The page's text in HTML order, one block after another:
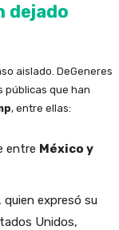
dejado
aislado. DeGeneres
públicas que han
, entre ellas:
entre México y
quien expresó su
Unidos,